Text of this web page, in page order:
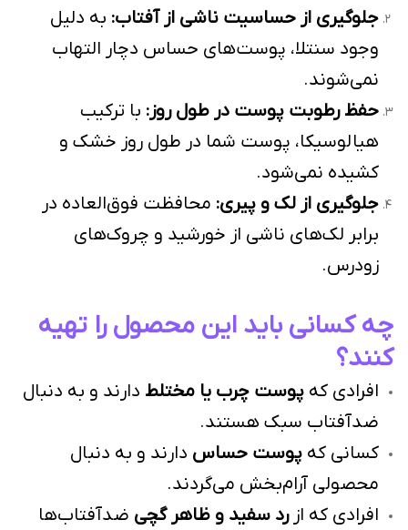
جلوگیری از حساسیت ناشی از آفتاب: به دلیل
وجود سنتلا، پوست‌های حساس دچار التهاب
نمی‌شوند.
حفظ رطوبت پوست در طول روز: با ترکیب
هیالوسیکا، پوست شما در طول روز خشک و
کشیده نمی‌شود.
جلوگیری از لک و پیری: محافظت فوق‌العاده در
برابر لک‌های ناشی از خورشید و چروک‌های
زودرس.
چه کسانی باید این محصول را تهیه
کنند؟
افرادی که پوست چرب یا مختلط دارند و به دنبال
ضدآفتاب سبک هستند.
کسانی که پوست حساس دارند و به دنبال
محصولی آرام‌بخش می‌گردند.
افرادی که ازرد سفید و ظاهر گچی ضدآفتاب‌ها